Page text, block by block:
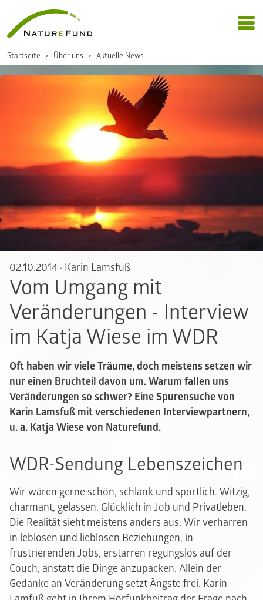
Startseite Über uns Aktuelle News
02.10.2014 · Karin Lamsfuß
Vom Umgang mit
Veränderungen - Interview
im Katja Wiese im WDR
Oft haben wir viele Träume, doch meistens setzen wir
nur einen Bruchteil davon um. Warum fallen uns
Veränderungen so schwer? Eine Spurensuche von
Karin Lamsfuß mit verschiedenen Interviewpartnern,
u. a. Katja Wiese von Naturefund.
WDR-Sendung Lebenszeichen
Wir wären gerne schön, schlank und sportlich. Witzig,
charmant, gelassen. Glücklich in Job und Privatleben.
Die Realität sieht meistens anders aus. Wir verharren
in leblosen und lieblosen Beziehungen, in
frustrierenden Jobs, erstarren regungslos auf der
Couch, anstatt die Dinge anzupacken. Allein der
Gedanke an Veränderung setzt Ängste frei. Karin